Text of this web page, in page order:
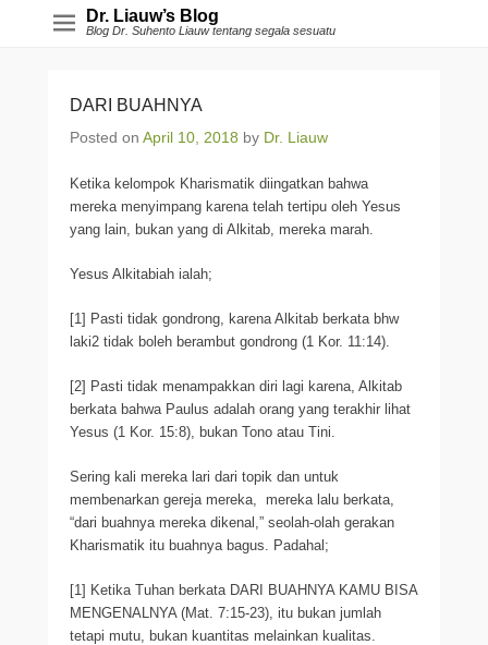
Dr. Liauw’s Blog
Blog Dr. Suhento Liauw tentang segala sesuatu
DARI BUAHNYA
Posted on April 10, 2018 by Dr. Liauw
Ketika kelompok Kharismatik diingatkan bahwa
mereka menyimpang karena telah tertipu oleh Yesus
yang lain, bukan yang di Alkitab, mereka marah.
Yesus Alkitabiah ialah;
[1] Pasti tidak gondrong, karena Alkitab berkata bhw
laki2 tidak boleh berambut gondrong (1 Kor. 11:14).
[2] Pasti tidak menampakkan diri lagi karena, Alkitab
berkata bahwa Paulus adalah orang yang terakhir lihat
Yesus (1 Kor. 15:8), bukan Tono atau Tini.
Sering kali mereka lari dari topik dan untuk
membenarkan gereja mereka, mereka lalu berkata,
“dari buahnya mereka dikenal,” seolah-olah gerakan
Kharismatik itu buahnya bagus. Padahal;
[1] Ketika Tuhan berkata DARI BUAHNYA KAMU BISA
MENGENALNYA (Mat. 7:15-23), itu bukan jumlah
tetapi mutu, bukan kuantitas melainkan kualitas.